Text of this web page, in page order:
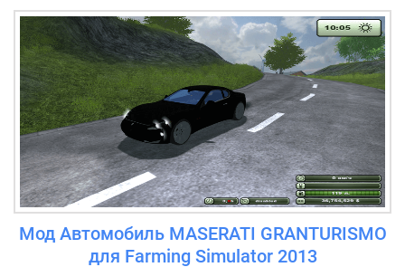
Мод Автомобиль MASERATI GRANTURISMO
для Farming Simulator 2013